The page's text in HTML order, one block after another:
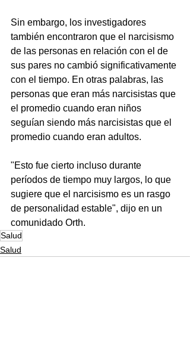
Sin embargo, los investigadores
también encontraron que el narcisismo
de las personas en relación con el de
sus pares no cambió significativamente
con el tiempo. En otras palabras, las
personas que eran más narcisistas que
el promedio cuando eran niños
seguían siendo más narcisistas que el
promedio cuando eran adultos.
"Esto fue cierto incluso durante
períodos de tiempo muy largos, lo que
sugiere que el narcisismo es un rasgo
de personalidad estable", dijo en un
comunidado Orth.
Salud
Salud